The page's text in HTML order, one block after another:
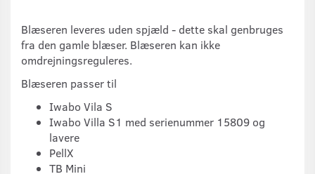
Blæseren leveres uden spjæld - dette skal genbruges
fra den gamle blæser. Blæseren kan ikke
omdrejningsreguleres.
Blæseren passer til
Iwabo Vila S
Iwabo Villa S1 med serienummer 15809 og
lavere
PellX
TB Mini